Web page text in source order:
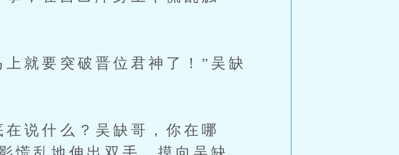
就要突破晋位君神了！”吴缺
说什么？吴缺哥，你在哪